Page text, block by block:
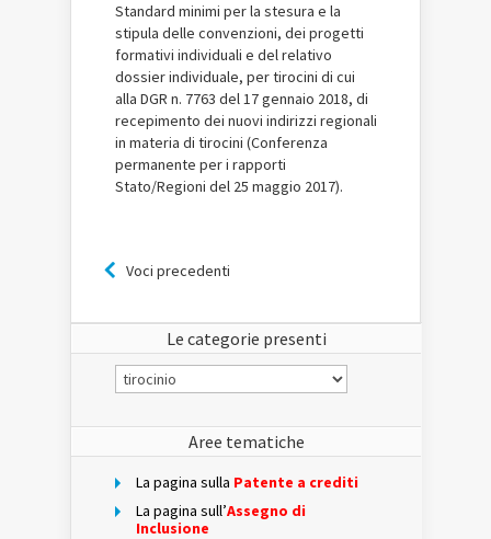
Standard minimi per la stesura e la
stipula delle convenzioni, dei progetti
formativi individuali e del relativo
dossier individuale, per tirocini di cui
alla DGR n. 7763 del 17 gennaio 2018, di
recepimento dei nuovi indirizzi regionali
in materia di tirocini (Conferenza
permanente per i rapporti
Stato/Regioni del 25 maggio 2017).
Voci precedenti
Le categorie presenti
Le
categorie
Aree tematiche
La pagina sulla Patente a crediti
La pagina sull’Assegno di
Inclusione